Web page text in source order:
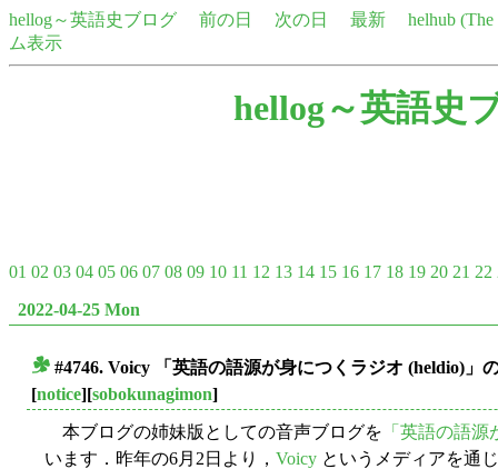
hellog～英語史ブログ 前の日 次の日 最新
helhub
ム表示
hellog～英語史
01 02 03 04 05 06 07 08 09 10 11 12 13 14 15 16 17 18 19 20 21 22
2022-04-25 Mon
#4746. Voicy 「英語の語源が身につくラジオ (heldio)」
[notice][sobokunagimon]
本ブログの姉妹版としての音声ブログを 「英語の語
います．昨年の6月2日より， Voicy というメディアを通